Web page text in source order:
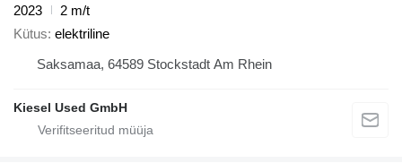
2023
2 m/t
Kütus elektriline
Saksamaa, 64589 Stockstadt Am Rhein
Kiesel Used GmbH